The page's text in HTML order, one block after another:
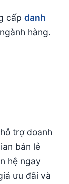
cấp danh
hàng.
trợ doanh
bán lẻ
hệ ngay
ưu đãi và